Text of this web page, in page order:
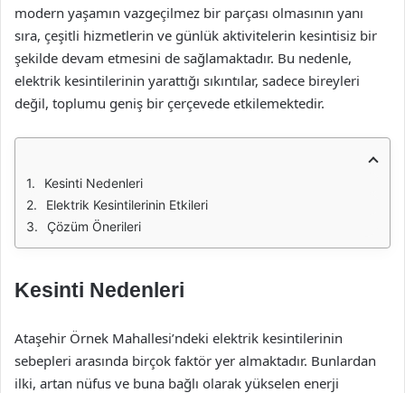
modern yaşamın vazgeçilmez bir parçası olmasının yanı
sıra, çeşitli hizmetlerin ve günlük aktivitelerin kesintisiz bir
şekilde devam etmesini de sağlamaktadır. Bu nedenle,
elektrik kesintilerinin yarattığı sıkıntılar, sadece bireyleri
değil, toplumu geniş bir çerçevede etkilemektedir.
Kesinti Nedenleri
Elektrik Kesintilerinin Etkileri
Çözüm Önerileri
Kesinti Nedenleri
Ataşehir Örnek Mahallesi’ndeki elektrik kesintilerinin
sebepleri arasında birçok faktör yer almaktadır. Bunlardan
ilki, artan nüfus ve buna bağlı olarak yükselen enerji